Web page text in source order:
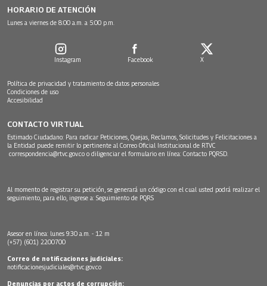
HORARIO DE ATENCIÓN
Lunes a viernes de 8:00 a.m. a 5:00 p.m.
Instagram Facebook X
Política de privacidad y tratamiento de datos personales
Condiciones de uso
Accesibilidad
CONTACTO VIRTUAL
Estimado Ciudadano: Para radicar Peticiones, Quejas, Reclamos, Solicitudes y Felicitaciones a
la Entidad puede remitir lo pertinente al Correo Oficial Institucional de RTVC
correspondencia@rtvc.gov.co o diligenciar el formulario en línea: Contacto PQRSD.
Al momento de registrar su petición, se generará un código con el cual usted podrá realizar el
seguimiento, para ello, ingrese a: Seguimiento de PQRS
Asesor en línea: lunes 9:30 a.m. - 12 m
(+57) (601) 2200700
Correo de notificaciones judiciales:
notificacionesjudiciales@rtvc.gov.co
Denuncias por actos de corrupción: